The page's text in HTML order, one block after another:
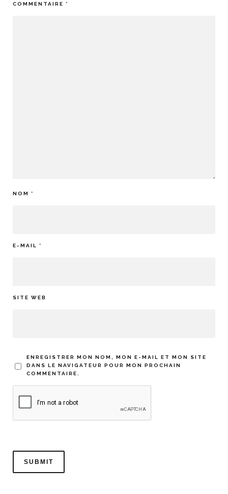
COMMENTAIRE *
NOM *
E-MAIL *
SITE WEB
ENREGISTRER MON NOM, MON E-MAIL ET MON SITE
DANS LE NAVIGATEUR POUR MON PROCHAIN
COMMENTAIRE.